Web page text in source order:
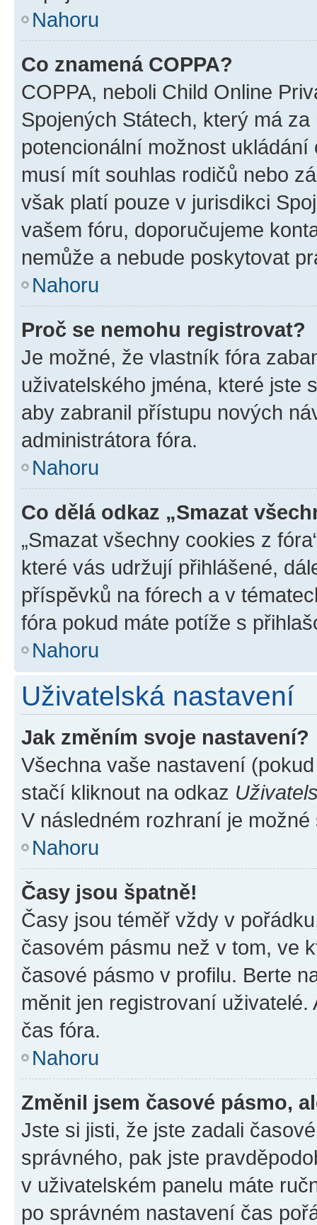
Nahoru
Co znamená COPPA?
COPPA, neboli Child Online
Spojených Státech, který má
potencionální možnost
musí mít souhlas rodičů nebo
však platí pouze v jurisdikci
vašem fóru, doporučujeme
nemůže a nebude poskytovat
Nahoru
Proč se nemohu registrovat?
Je možné, že vlastník fóra
uživatelského jména, které jste
aby zabranil přístupu nových
administrátora fóra.
Nahoru
Co dělá odkaz „Smazat
„Smazat všechny cookies z
které vás udržují přihlášené,
příspěvků na fórech a v
fóra pokud máte potíže s
Nahoru
Uživatelská nastavení
Jak změním svoje nastavení?
Všechna vaše nastavení
stačí kliknout na odkaz
V následném rozhraní je
Nahoru
Časy jsou špatně!
Časy jsou téměř vždy v
časovém pásmu než v tom, ve
časové pásmo v profilu. Berte
měnit jen registrovaní
čas fóra.
Nahoru
Změnil jsem časové pásmo,
Jste si jisti, že jste zadali
správného, pak jste
v uživatelském panelu máte
po správném nastavení čas